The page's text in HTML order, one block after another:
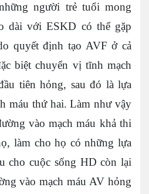
người trẻ tuổi mong
dài với ESKD có thể gặp
quyết định tạo AVF ở cả
biệt chuyển vị tĩnh mạch
tiên hỏng, sau đó là lựa
máu thứ hai. Làm như vậy
vào mạch máu khả thi
làm cho họ có những lựa
cho cuộc sống HD còn lại
vào mạch máu AV hỏng